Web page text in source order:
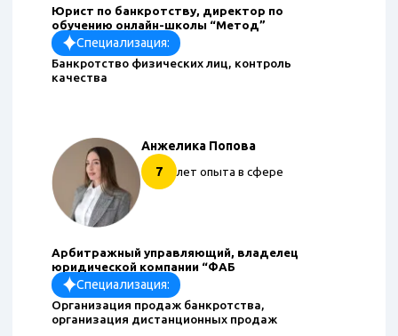
Юрист по банкротству, директор по
обучению онлайн-школы “Метод”
Специализация:
Банкротство физических лиц, контроль
качества
Анжелика Попова
7
лет опыта в сфере
Арбитражный управляющий, владелец
юридической компании “ФАБ
Специализация:
Организация продаж банкротства,
организация дистанционных продаж